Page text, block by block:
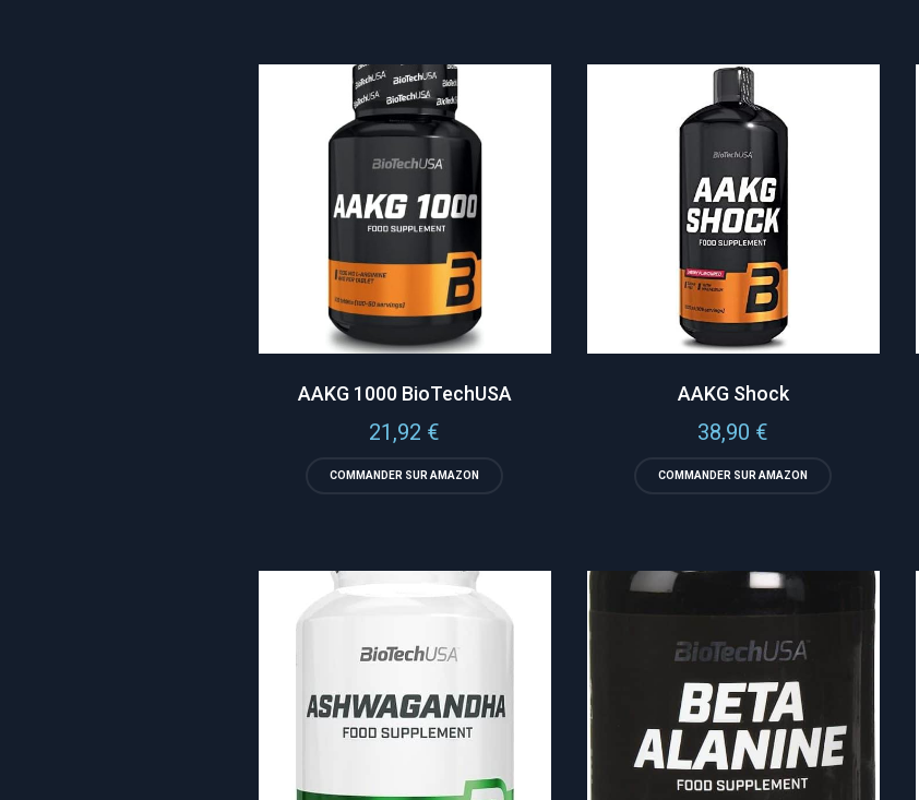
AAKG 1000 BioTechUSA
21,92 €
COMMANDER SUR AMAZON
AAKG Shock
38,90 €
COMMANDER SUR AMAZON